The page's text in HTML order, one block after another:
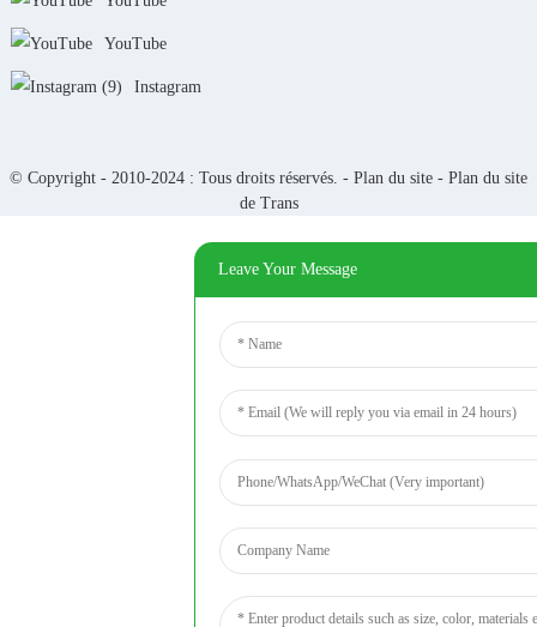
YouTube
Instagram
© Copyright - 2010-2024 : Tous droits réservés. - Plan du site - Plan du site
de Trans
Leave Your Message